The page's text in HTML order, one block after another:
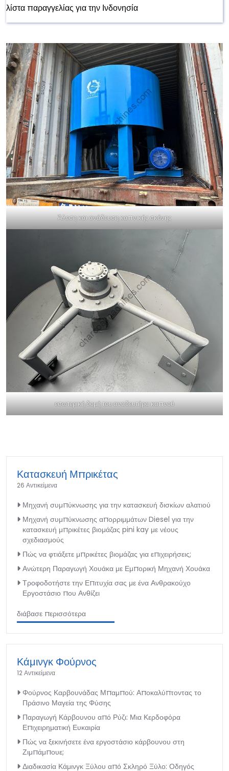
λίστα παραγγελίας για την Ινδονησία
Άλεση και ανάδευση καπνικής σκόνης
εσωτερική δομή του αναδευτήρα καπνού
Κατασκευή Μπρικέτας
26 Αντικείμενα
Μηχανή συμπύκνωσης για την κατασκευή δισκίων αλατιού
Μηχανή συμπύκνωσης απορριμμάτων Diesel για την
κατασκευή μπρικέτες βιομάζας pini kay με νέους
σχεδιασμούς
Πώς να φτιάξετε μπρικέτες βιομάζας για επιχειρήσεις;
Ανώτερη Παραγωγή Χουάκα με Εμπορική Μηχανή Χουάκα
Τροφοδοτήστε την Επιτυχία σας με ένα Ανθρακούχο
Εργοστάσιο που Ανθίζει
διάβασε περισσότερα
Κάμινγκ Φούρνος
12 Αντικείμενα
Φούρνος Καρβουνάδας Μπαμπού: Αποκαλύπτοντας το
Πράσινο Μαγεία της Φύσης
Παραγωγή Κάρβουνου από Ρύζι: Μια Κερδοφόρα
Επιχειρηματική Ευκαιρία
Πώς να ξεκινήσετε ένα εργοστάσιο κάρβουνου στη
Ζιμπάμπουε;
Διαδικασία Κάμινγκ Ξύλου από Σκληρό Ξύλο: Οδηγός